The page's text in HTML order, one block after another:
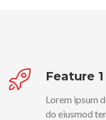
Feature 1
Lorem ipsum
do eiusmod